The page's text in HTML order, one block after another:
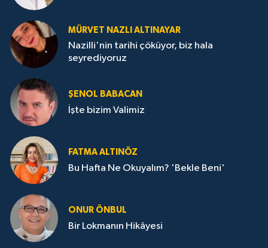
MÜRVET NAZLI ALTINAYAR
Nazilli'nin tarihi çöküyor, biz hala
seyrediyoruz
ŞENOL BABACAN
İşte bizim Valimiz
FATMA ALTINÖZ
Bu Hafta Ne Okuyalım? 'Bekle Beni'
ONUR ÖNBUL
Bir Lokmanın Hikâyesi